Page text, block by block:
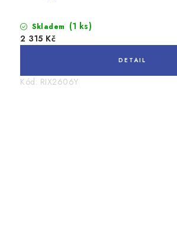
Skladem (1 ks)
2 315 Kč
Kód: RIX2606Y